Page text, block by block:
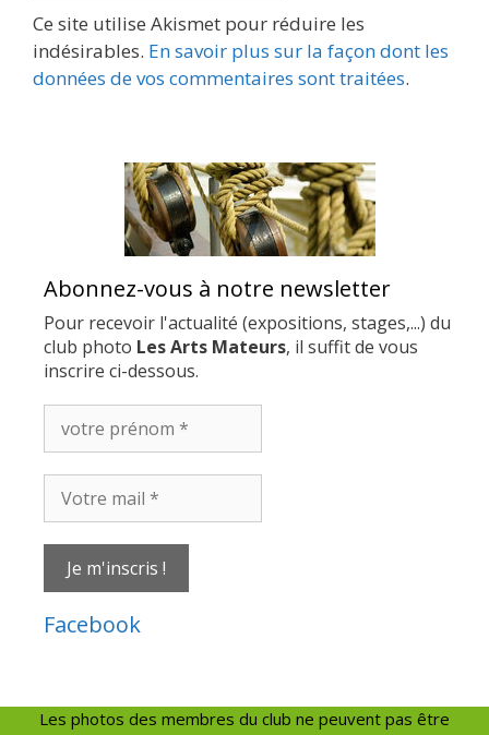
Ce site utilise Akismet pour réduire les
indésirables. En savoir plus sur la façon dont les
données de vos commentaires sont traitées.
Abonnez-vous à notre newsletter
Pour recevoir l'actualité (expositions, stages,...) du
club photo Les Arts Mateurs, il suffit de vous
inscrire ci-dessous.
prénom
mail
Facebook
Les photos des membres du club ne peuvent pas être